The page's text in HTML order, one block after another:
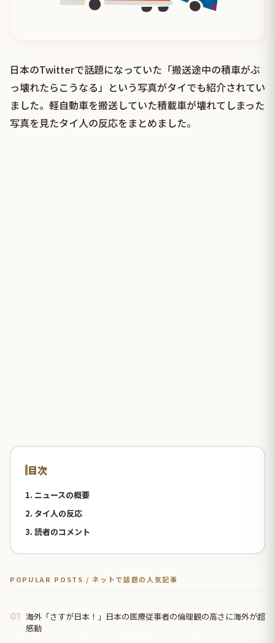
日本のTwitterで話題になっていた「搬送途中の積車がぶ
っ壊れたらこうなる」という写真がタイでも紹介されてい
ました。軽自動車を搬送していた積載車が壊れてしまった
写真を見たタイ人の反応をまとめました。
目次
1. ニュースの概要
2. タイ人の反応
3. 読者のコメント
POPULAR POSTS / ネットで話題の人気記事
01 海外「さすが日本！」日本の医療従事者の倫理観の高さに海外が超
感動